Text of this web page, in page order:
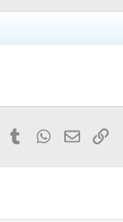
PinterestTumblrWhatsApp
E-pasts